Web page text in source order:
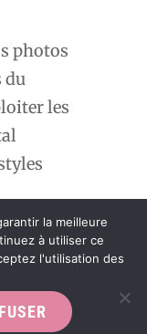
photos
du
les
droits réservés.
la meilleure
à utiliser ce
l'utilisation des